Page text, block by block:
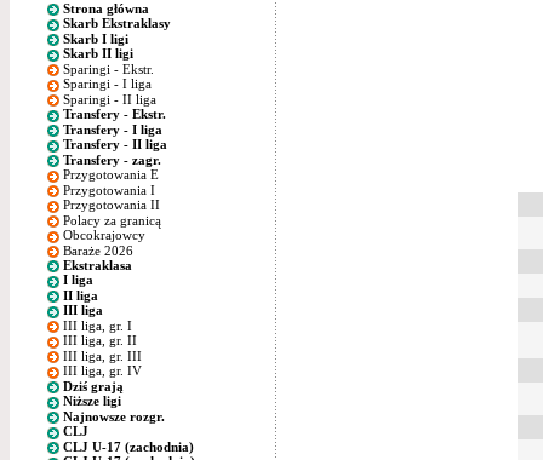
Strona główna
Skarb Ekstraklasy
Skarb I ligi
Skarb II ligi
Sparingi - Ekstr.
Sparingi - I liga
Sparingi - II liga
Transfery - Ekstr.
Transfery - I liga
Transfery - II liga
Transfery - zagr.
Przygotowania E
Przygotowania I
Przygotowania II
Polacy za granicą
Obcokrajowcy
Baraże 2026
Ekstraklasa
I liga
II liga
III liga
III liga, gr. I
III liga, gr. II
III liga, gr. III
III liga, gr. IV
Dziś grają
Niższe ligi
Najnowsze rozgr.
CLJ
CLJ U-17 (zachodnia)